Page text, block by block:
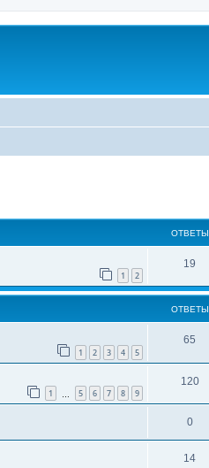
ОТВЕТЫ
1 2
19
ОТВЕТЫ
1 2 3 4 5
65
1 5 6 7 8 9
120
0
14